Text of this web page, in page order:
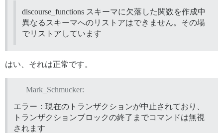
discourse_functions スキーマに欠落した関数を作成中
異なるスキーマへのリストアはできません。その場
でリストアしています
はい、それは正常です。
Mark_Schmucker:
エラー：現在のトランザクションが中止されており、
トランザクションブロックの終了までコマンドは無視
されます